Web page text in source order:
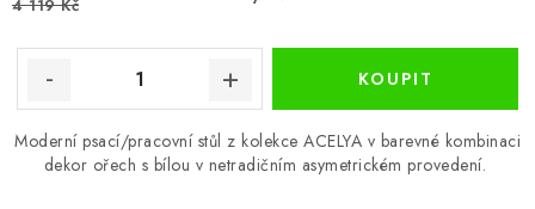
4 119 Kč
Moderní psací/pracovní stůl z kolekce ACELYA v barevné kombinaci
dekor ořech s bílou v netradičním asymetrickém provedení.